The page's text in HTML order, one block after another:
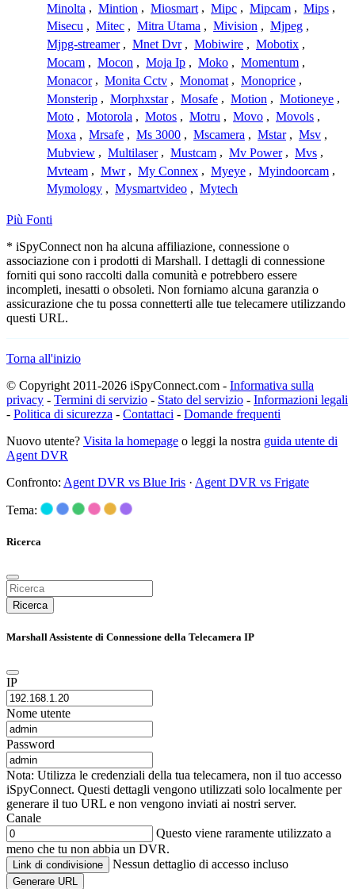
Minolta , Mintion , Miosmart , Mipc , Mipcam , Mips ,
Misecu , Mitec , Mitra Utama , Mivision , Mjpeg ,
Mjpg-streamer , Mnet Dvr , Mobiwire , Mobotix ,
Mocam , Mocon , Moja Ip , Moko , Momentum ,
Monacor , Monita Cctv , Monomat , Monoprice ,
Monsterip , Morphxstar , Mosafe , Motion , Motioneye ,
Moto , Motorola , Motos , Motru , Movo , Movols ,
Moxa , Mrsafe , Ms 3000 , Mscamera , Mstar , Msv ,
Mubview , Multilaser , Mustcam , Mv Power , Mvs ,
Mvteam , Mwr , My Connex , Myeye , Myindoorcam ,
Mymology , Mysmartvideo , Mytech
Più Fonti
* iSpyConnect non ha alcuna affiliazione, connessione o
associazione con i prodotti di Marshall. I dettagli di connessione
forniti qui sono raccolti dalla comunità e potrebbero essere
incompleti, inesatti o obsoleti. Non forniamo alcuna garanzia o
assicurazione che tu possa connetterti alle tue telecamere utilizzando
questi URL.
Torna all'inizio
© Copyright 2011-2026 iSpyConnect.com - Informativa sulla
privacy - Termini di servizio - Stato del servizio - Informazioni legali
- Politica di sicurezza - Contattaci - Domande frequenti
Nuovo utente? Visita la homepage o leggi la nostra guida utente di
Agent DVR
Confronto: Agent DVR vs Blue Iris · Agent DVR vs Frigate
Tema:
Ricerca
Ricerca
Marshall Assistente di Connessione della Telecamera IP
IP
Nome utente
Password
Nota: Utilizza le credenziali della tua telecamera, non il tuo accesso
iSpyConnect. Questi dettagli vengono utilizzati solo localmente per
generare il tuo URL e non vengono inviati ai nostri server.
Canale
Questo viene raramente utilizzato a
meno che tu non abbia un DVR.
Link di condivisione Nessun dettaglio di accesso incluso
Generare URL